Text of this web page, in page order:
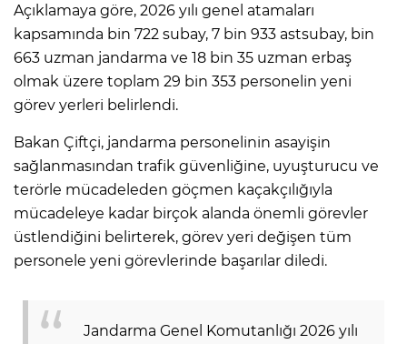
Açıklamaya göre, 2026 yılı genel atamaları
kapsamında bin 722 subay, 7 bin 933 astsubay, bin
663 uzman jandarma ve 18 bin 35 uzman erbaş
olmak üzere toplam 29 bin 353 personelin yeni
görev yerleri belirlendi.
Bakan Çiftçi, jandarma personelinin asayişin
sağlanmasından trafik güvenliğine, uyuşturucu ve
terörle mücadeleden göçmen kaçakçılığıyla
mücadeleye kadar birçok alanda önemli görevler
üstlendiğini belirterek, görev yeri değişen tüm
personele yeni görevlerinde başarılar diledi.
Jandarma Genel Komutanlığı 2026 yılı